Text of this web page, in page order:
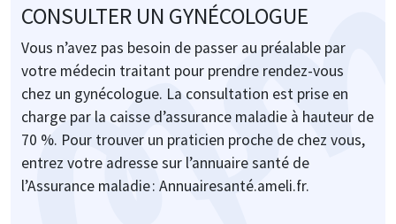
CONSULTER UN GYNÉCOLOGUE
Vous n’avez pas besoin de passer au préalable par
votre médecin traitant pour prendre rendez-vous
chez un gynécologue. La consultation est prise en
charge par la caisse d’assurance maladie à hauteur de
70 %. Pour trouver un praticien proche de chez vous,
entrez votre adresse sur l’annuaire santé de
l’Assurance maladie : Annuairesanté.ameli.fr.